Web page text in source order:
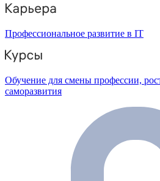
Профессиональное развитие в IT
Обучение для смены профессии,
саморазвития